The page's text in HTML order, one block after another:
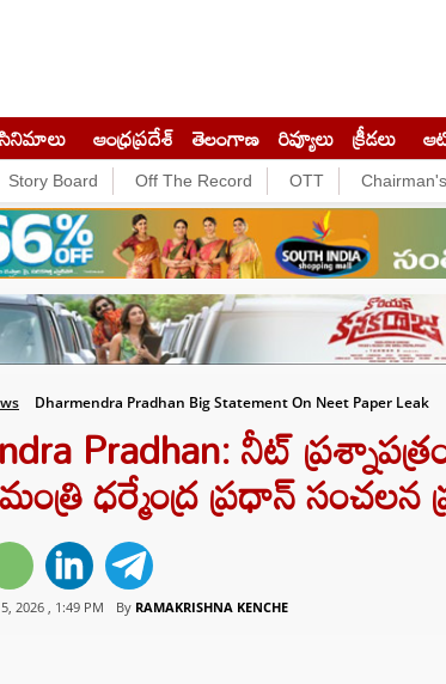
సినిమాలు ఆంధ్రప్రదేశ్ తెలంగాణ రివ్యూలు క్రీడలు
Story Board Off The Record OTT
Dharmendra Pradhan Big Statement On Neet Paper Leak
Pradhan: నీట్
ధర్మేంద్ర ప్రధాన్ సంచలన
2026 , 1:49 PM By RAMAKRISHNA KENCHE